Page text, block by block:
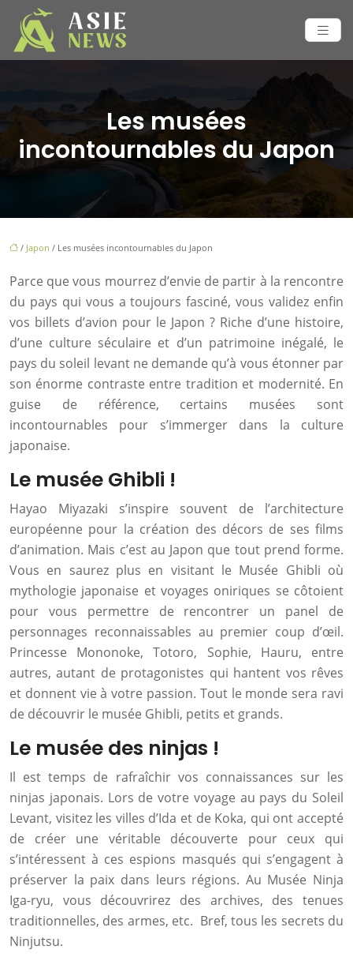
Les musées
incontournables du Japon
/ Japon / Les musées incontournables du Japon
Parce que vous mourrez d’envie de partir à la rencontre
du pays qui vous a toujours fasciné, vous validez enfin
vos billets d’avion pour le Japon ? Riche d’une histoire,
d’une culture séculaire et d’un patrimoine inégalé, le
pays du soleil levant ne demande qu’à vous étonner par
son énorme contraste entre tradition et modernité. En
guise de référence, certains musées sont
incontournables pour s’immerger dans la culture
japonaise.
Le musée Ghibli !
Hayao Miyazaki s’inspire souvent de l’architecture
européenne pour la création des décors de ses films
d’animation. Mais c’est au Japon que tout prend forme.
Vous en saurez plus en visitant le Musée Ghibli où
mythologie japonaise et voyages oniriques se côtoient
pour vous permettre de rencontrer un panel de
personnages reconnaissables au premier coup d’œil.
Princesse Mononoke, Totoro, Sophie, Hauru, entre
autres, autant de protagonistes qui hantent vos rêves
et donnent vie à votre passion. Tout le monde sera ravi
de découvrir le musée Ghibli, petits et grands.
Le musée des ninjas !
Il est temps de rafraîchir vos connaissances sur les
ninjas japonais. Lors de votre voyage au pays du Soleil
Levant, visitez les villes d’Ida et de Koka, qui ont accepté
de créer une véritable découverte pour ceux qui
s’intéressent à ces espions masqués qui s’engagent à
préserver la paix dans leurs régions. Au Musée Ninja
Iga-ryu, vous découvrirez des archives, des tenues
traditionnelles, des armes, etc. Bref, tous les secrets du
Ninjutsu.